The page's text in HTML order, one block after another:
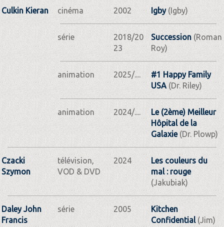
Culkin Kieran cinéma 2002 Igby(Igby)
série
2018/20
23
Succession(Roman
Roy)
animation 2025/....
#1 Happy Family
USA(Dr. Riley)
animation 2024/....
Le (2ème) Meilleur
Hôpital de la
Galaxie(Dr. Plowp)
Czacki
Szymon
télévision,
VOD & DVD
2024
Les couleurs du
mal : rouge
(Jakubiak)
Daley John
Francis
série 2005
Kitchen
Confidential(Jim)